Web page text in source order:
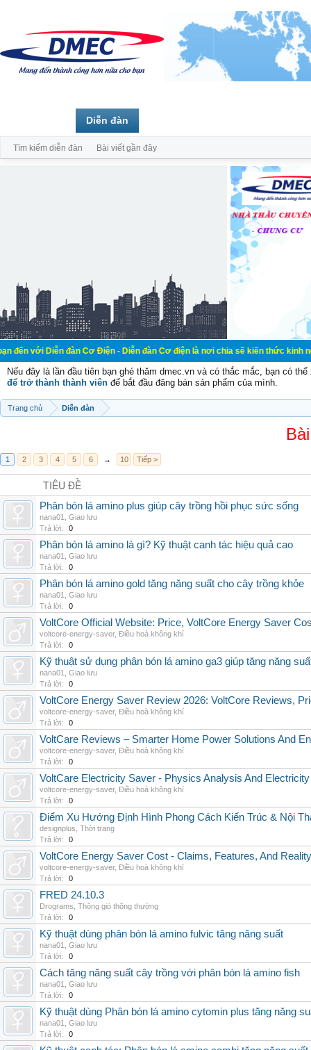
đàn Cơ Điện - Diễn đàn Cơ điện là nơi chia sẽ kiến thức kinh nghiệm
Nếu đây là lần đầu tiên bạn ghé thăm dmec.vn và có thắc mắc, bạn có
để trở thành thành viên để bắt đầu đăng bán sản phẩm của mình.
Trang chủ Diễn đàn
1 2 3 4 5 6 → 10 Tiếp >
TIÊU ĐỀ
Phân bón lá amino plus giúp cây trồng hồi phục sức sống
nana01
Giao lưu
Trả lời:
0
Phân bón lá amino là gì? Kỹ thuật canh tác hiệu quả cao
nana01
Giao lưu
Trả lời:
0
Phân bón lá amino gold tăng năng suất cho cây trồng khỏe
nana01
Giao lưu
Trả lời:
0
VoltCore Official Website: Price, VoltCore Energy Saver
voltcore-energy-saver, Điều hoà không khí
Trả lời:
0
Kỹ thuật sử dụng phân bón lá amino ga3 giúp tăng năng
nana01
Giao lưu
Trả lời:
0
VoltCore Energy Saver Review 2026: VoltCore Reviews,
voltcore-energy-saver, Điều hoà không khí
Trả lời:
0
VoltCare Reviews – Smarter Home Power Solutions And
voltcore-energy-saver, Điều hoà không khí
Trả lời:
0
VoltCare Electricity Saver - Physics Analysis And
voltcore-energy-saver, Điều hoà không khí
Trả lời:
0
Điểm Xu Hướng Định Hình Phong Cách Kiến Trúc & Nội
designplus Thời trang
Trả lời:
0
VoltCore Energy Saver Cost - Claims, Features, And
voltcore-energy-saver, Điều hoà không khí
Trả lời:
0
FRED 24.10.3
Drograms Thông gió thông thường
Trả lời:
0
Kỹ thuật dùng phân bón lá amino fulvic tăng năng suất
nana01
Giao lưu
Trả lời:
0
Cách tăng năng suất cây trồng với phân bón lá amino fish
nana01
Giao lưu
Trả lời:
0
Kỹ thuật dùng Phân bón lá amino cytomin plus tăng năng
nana01
Giao lưu
Trả lời:
0
Diễn đàn
Tìm kiếm diễn đàn Bài viết gần đây